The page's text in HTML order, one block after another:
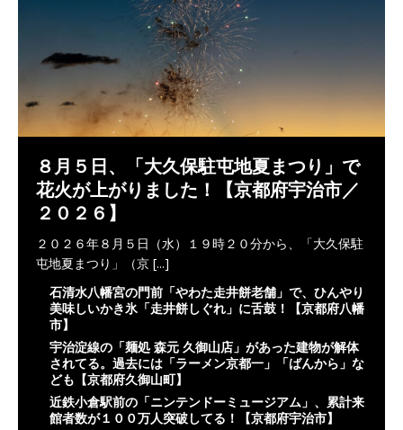
８月５日、「大久保駐屯地夏まつり」で
花火が上がりました！【京都府宇治市／
２０２６】
２０２６年８月５日（水）１９時２０分から、「大久保駐
屯地夏まつり」（京 [...]
石清水八幡宮の門前「やわた走井餅老舗」で、ひんやり
美味しいかき氷「走井餅しぐれ」に舌鼓！【京都府八幡
市】
宇治淀線の「麺処 森元 久御山店」があった建物が解体
されてる。過去には「ラーメン京都一」「ばんから」な
ども【京都府久御山町】
近鉄小倉駅前の「ニンテンドーミュージアム」、累計来
館者数が１００万人突破してる！【京都府宇治市】